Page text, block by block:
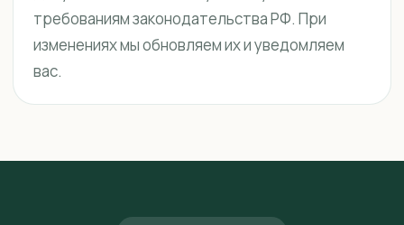
требованиям законодательства РФ. При
изменениях мы обновляем их и уведомляем
вас.